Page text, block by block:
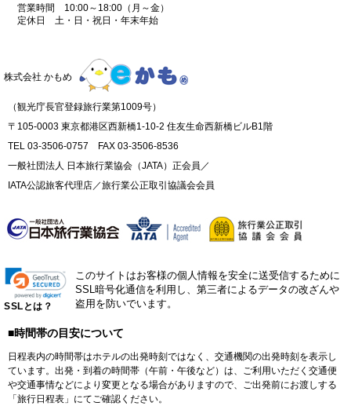
営業時間 10:00～18:00（月～金）
定休日 土・日・祝日・年末年始
株式会社 かもめ
（観光庁長官登録旅行業第1009号）
〒105-0003 東京都港区西新橋1-10-2 住友生命西新橋ビルB1階
TEL 03-3506-0757 FAX 03-3506-8536
一般社団法人 日本旅行業協会（JATA）正会員／
IATA公認旅客代理店／旅行業公正取引協議会会員
SSLとは？
このサイトはお客様の個人情報を安全に送受信するために
SSL暗号化通信を利用し、第三者によるデータの改ざんや
盗用を防いでいます。
■時間帯の目安について
日程表内の時間帯はホテルの出発時刻ではなく、交通機関の出発時刻を表示し
ています。出発・到着の時間帯（午前・午後など）は、ご利用いただく交通便
や交通事情などにより変更となる場合がありますので、ご出発前にお渡しする
「旅行日程表」にてご確認ください。